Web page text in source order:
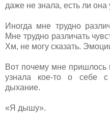
даже не знала, есть ли она
Иногда мне трудно
Мне трудно различать
Хм, не могу сказать.
Вот почему мне пришлось
узнала кое-то о себе с
дыхание.
«Я дышу».